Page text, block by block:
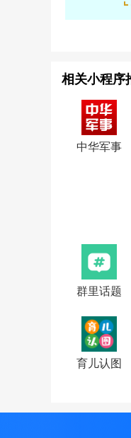
相关小程序
中华军事
群里话题
育儿认图